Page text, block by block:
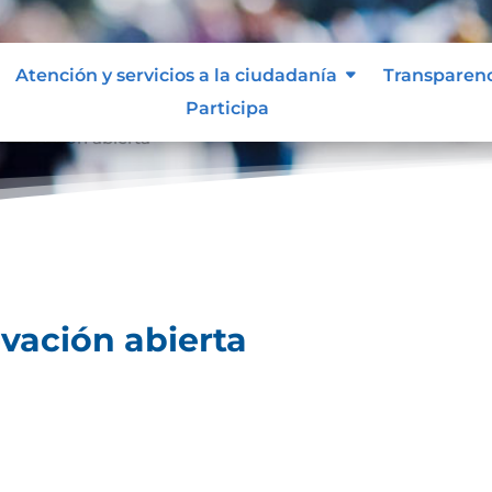
Atención y servicios a la ciudadanía
Participa
abierta
abierta